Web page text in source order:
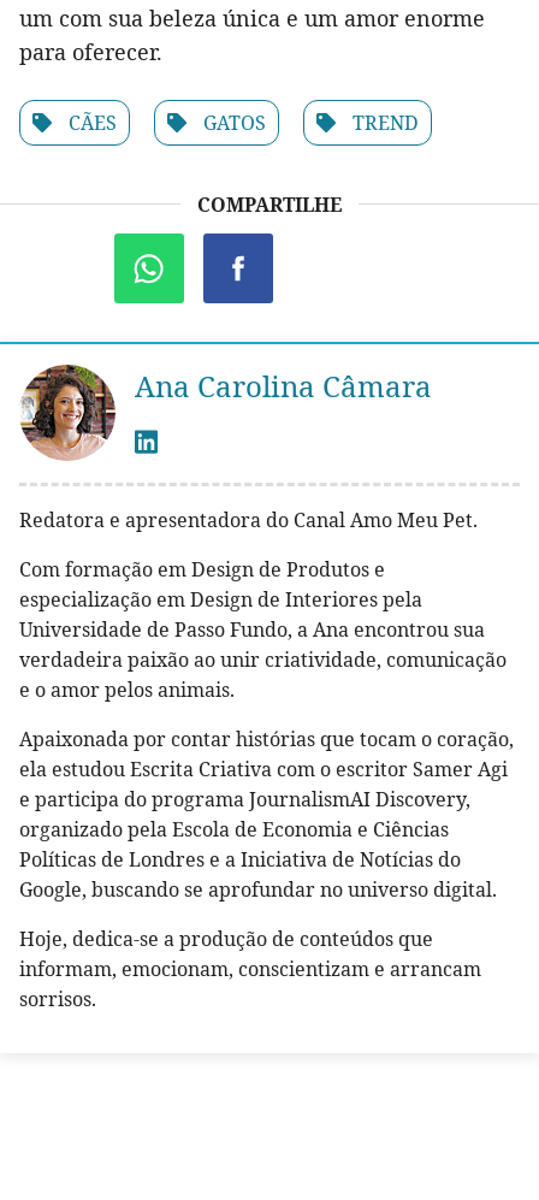
um com sua beleza única e um amor enorme
para oferecer.
CÃES GATOS TREND
COMPARTILHE
Ana Carolina Câmara
Redatora e apresentadora do Canal Amo Meu Pet.
Com formação em Design de Produtos e
especialização em Design de Interiores pela
Universidade de Passo Fundo, a Ana encontrou sua
verdadeira paixão ao unir criatividade, comunicação
e o amor pelos animais.
Apaixonada por contar histórias que tocam o coração,
ela estudou Escrita Criativa com o escritor Samer Agi
e participa do programa JournalismAI Discovery,
organizado pela Escola de Economia e Ciências
Políticas de Londres e a Iniciativa de Notícias do
Google, buscando se aprofundar no universo digital.
Hoje, dedica-se a produção de conteúdos que
informam, emocionam, conscientizam e arrancam
sorrisos.